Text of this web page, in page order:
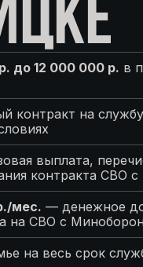
до 12 000 000 р. в
контракт на
выплата,
контракта СВО
мес. — денежное
на СВО с
на весь срок